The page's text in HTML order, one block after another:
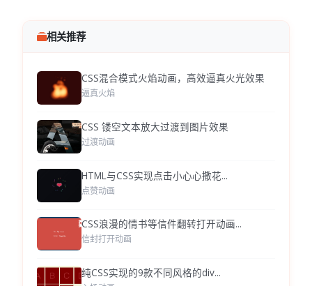
相关推荐
CSS混合模式火焰动画，高效逼真火光效果
逼真火焰
CSS 镂空文本放大过渡到图片效果
过渡动画
HTML与CSS实现点击小心心撒花...
点赞动画
CSS浪漫的情书等信件翻转打开动画...
信封打开动画
纯CSS实现的9款不同风格的div...